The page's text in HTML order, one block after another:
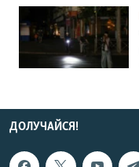
ДОЛУЧАЙСЯ!